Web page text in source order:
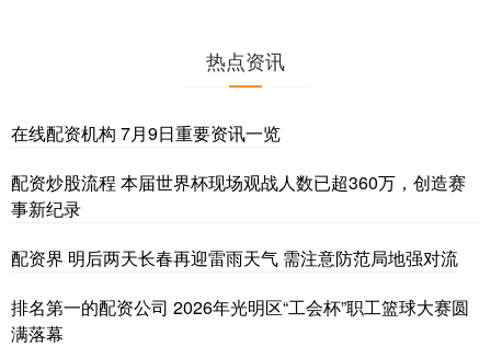
热点资讯
在线配资机构 7月9日重要资讯一览
配资炒股流程 本届世界杯现场观战人数已超360万，创造赛
事新纪录
配资界 明后两天长春再迎雷雨天气 需注意防范局地强对流
排名第一的配资公司 2026年光明区“工会杯”职工篮球大赛圆
满落幕